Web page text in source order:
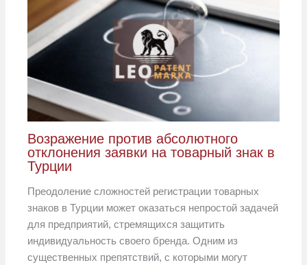
Возражение против абсолютного
отклонения заявки на товарный знак в
Турции
Преодоление сложностей регистрации товарных
знаков в Турции может оказаться непростой задачей
для предприятий, стремящихся защитить
индивидуальность своего бренда. Одним из
существенных препятствий, с которыми могут